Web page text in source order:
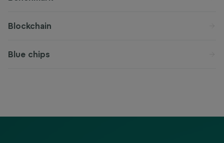
Blockchain
Blue chips